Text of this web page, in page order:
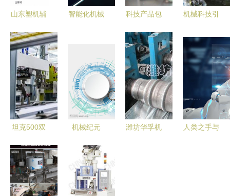
山东塑机辅
航塑料机械
配套产业高
质量发展
智能化机械
科技产品包
机械美学
机械科技引
坦克500双
解析 开启
智慧工厂探
秘之旅
机械纪元
的科技未来
潍坊华孚机
人类之手与